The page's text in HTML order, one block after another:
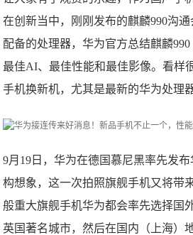
在创新当中，刚刚发布的麒麟990沟
配备的处理器，华为官方总结麒麟990
最佳AI、最佳性能和最佳影像。看样
手机换新机，尤其是最新的华为处理
9月19日，华为在德国慕尼黑率先发布
构想象，这一次拍照旗舰手机又将带
般重大旗舰手机华为都会率先选择国
英国著名城市，然后在国内（上海）